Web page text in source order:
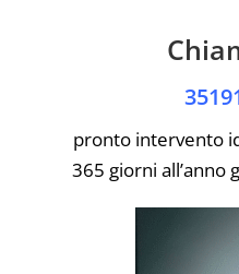
pronto intervento
365 giorni all’anno